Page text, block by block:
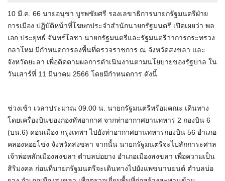
10 มี.ค. 66 นายอนุชา บูรพชัยศรี รองเลขาธิการนายกรัฐมนตรีฝ่าย
การเมือง ปฏิบัติหน้าที่โฆษกประจำสำนักนายกรัฐมนตรี เปิดเผยว่า พล
เอก ประยุทธ์ จันทร์โอชา นายกรัฐมนตรีและรัฐมนตรีว่าการกระทรวง
กลาโหม มีกำหนดการลงพื้นที่ตรวจราชการ ณ จังหวัดสงขลา และ
จังหวัดยะลา เพื่อติดตามผลการดำเนินงานตามนโยบายของรัฐบาล ใน
วันเสาร์ที่ 11 มีนาคม 2566 โดยมีกำหนดการ ดังนี้
ช่วงเช้า เวลาประมาณ 09.00 น. นายกรัฐมนตรีพร้อมคณะ เดินทาง
โดยเครื่องบินของกองทัพอากาศ จากท่าอากาศยานทหาร 2 กองบิน 6
(บน.6) ดอนเมือง กรุงเทพฯ ไปยังท่าอากาศยานทหารกองบิน 56 อำเภอ
คลองหอยโข่ง จังหวัดสงขลา จากนั้น นายกรัฐมนตรีจะไปสักการะศาล
เจ้าพ่อหลักเมืองสงขลา ตำบลบ่อยาง อำเภอเมืองสงขลา เพื่อความเป็น
สิริมงคล ก่อนที่นายกรัฐมนตรีจะเดินทางไปยังแพขนานยนต์ ตำบลบ่อ